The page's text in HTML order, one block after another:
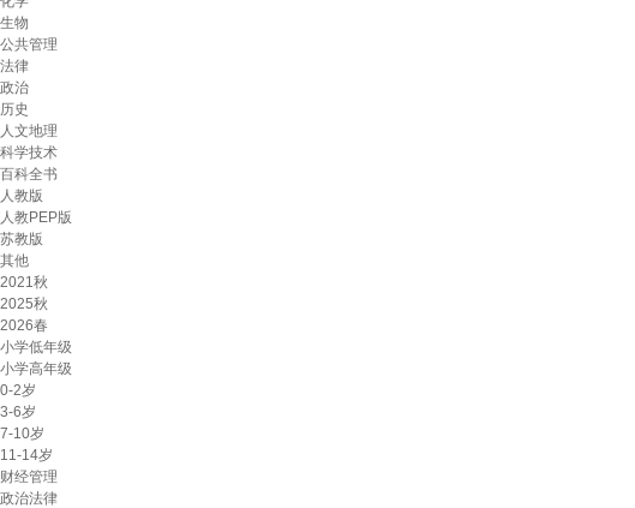
生物
公共管理
法律
政治
历史
人文地理
科学技术
百科全书
人教版
人教PEP版
苏教版
其他
2021秋
2025秋
2026春
小学低年级
小学高年级
0-2岁
3-6岁
7-10岁
11-14岁
财经管理
政治法律